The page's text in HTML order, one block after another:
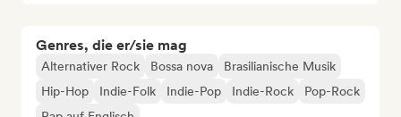
Genres, die er/sie mag
Alternativer Rock Bossa nova
Brasilianische Musik
Hip-Hop
Indie-Folk Indie-Pop Indie-Rock
Pop-Rock